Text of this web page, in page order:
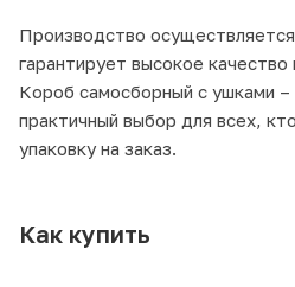
Производство
гарантирует высокое
Короб самосборный с ушками
практичный выбор для всех,
упаковку на заказ.
Как купить